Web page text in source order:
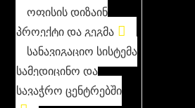
ოფისის დიზაინ
პროექტი და გეგმა
სანავიგაციო სისტემა
სამედიცინო და
სავაჭრო ცენტრებში